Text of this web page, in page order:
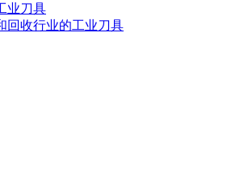
业刀具
回收行业的工业刀具